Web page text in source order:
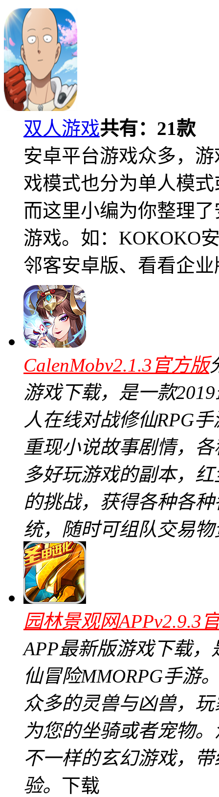
双人游戏共有： 21款
安卓平台游戏众多，
戏模式也分为单人模
而这里小编为你整理
游戏。如：KOKOKO
邻客安卓版、看看企业
CalenMobv2.1.3官方版
游戏下载，是一款
人在线对战修仙RPG
重现小说故事剧情，
多好玩游戏的副本，
的挑战，获得各种各
统，随时可组队交易物
园林景观网APPv2.9.3
APP最新版游戏下载
仙冒险MMORPG手游
众多的灵兽与凶兽，
为您的坐骑或者宠物
不一样的玄幻游戏，
验。 下载